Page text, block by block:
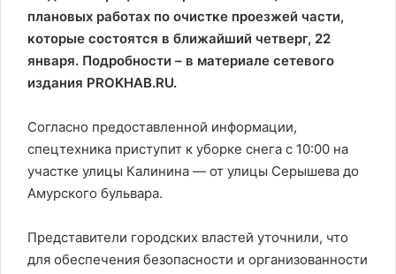
плановых работах по очистке проезжей части,
которые состоятся в ближайший четверг, 22
января. Подробности – в материале сетевого
издания PROKHAB.RU.
Согласно предоставленной информации,
спецтехника приступит к уборке снега с 10:00 на
участке улицы Калинина — от улицы Серышева до
Амурского бульвара.
Представители городских властей уточнили, что
для обеспечения безопасности и организованности